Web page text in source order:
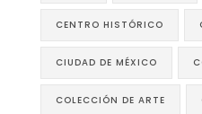
CENTRO HISTÓRICO
CIUDAD DE MÉXICO
COLECCIÓN DE ARTE